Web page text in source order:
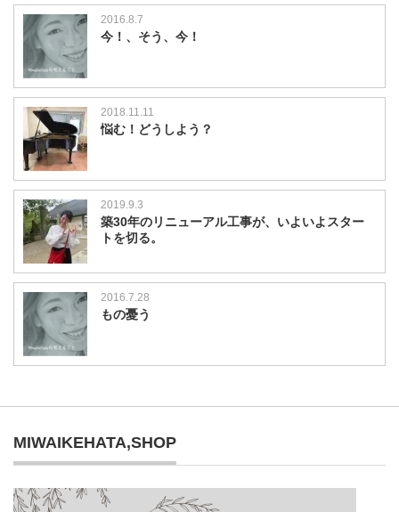
2016.8.7
今！、そう、今！
2018.11.11
悩む！どうしよう？
2019.9.3
築30年のリニューアル工事が、いよいよスター
トを切る。
2016.7.28
もの憂う
MIWAIKEHATA,SHOP